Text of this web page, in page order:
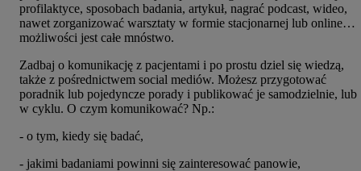
profilaktyce, sposobach badania, artykuł, nagrać podcast, wideo,
nawet zorganizować warsztaty w formie stacjonarnej lub online…
możliwości jest całe mnóstwo.
Zadbaj o komunikację z pacjentami i po prostu dziel się wiedzą,
także z pośrednictwem social mediów. Możesz przygotować
poradnik lub pojedyncze porady i publikować je samodzielnie, lub
w cyklu. O czym komunikować? Np.:
- o tym, kiedy się badać,
- jakimi badaniami powinni się zainteresować panowie,